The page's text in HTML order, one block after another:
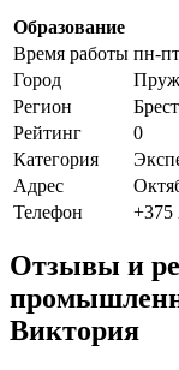
Образование
Время работы пн-
Город
Регион
Рейтинг
0
Категория
Адрес
Телефон
+375
Отзывы и
Виктория